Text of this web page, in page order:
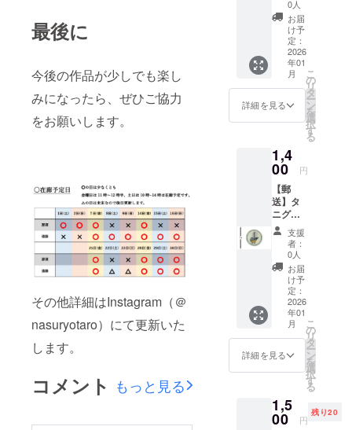
最後に
今後の作品が少しでも楽し
みになったら、ぜひご協力
をお願いします。
その他詳細はInstagram（＠
nasuryotaro）にて更新いた
します。
コメント もっと見る
メール
にて、
感謝の
気持ち
を込め
て、返
信させ
ていた
ターン
は500円
のリ
ターン
と同じ
内容に
なりま
す。
刺繡
ワッペ
（Fanta
il） 在廊
カレン
ダーを
ご確認
の上、
備考欄
予定日
時をご
記入く
ださ
い。
0人
お届
け予
定：
2026
年01
月
詳細を見る
こ
の
リ
タ
ー
ン
を
選
択
す
る
1,4
00 円
【郵
送】タ
ニグチ
刺繍さ
ん特製
刺繡
ワッペ
（Fanta
il） （送
料込
み）
支援
者：
0人
お届
け予
定：
2026
年01
月
詳細を見る
こ
の
リ
タ
ー
ン
を
選
択
す
る
1,5
00 円
残り20